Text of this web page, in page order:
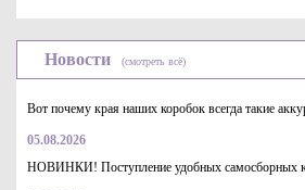
Новости (смотреть всё)
Вот почему края наших коробок всегда такие
05.08.2026
НОВИНКИ! Поступление удобных самосборных